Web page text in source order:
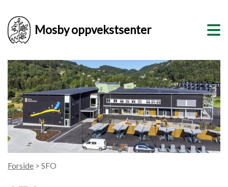
Mosby oppvekstsenter
Forside > SFO